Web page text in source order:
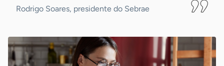
Rodrigo Soares, presidente do Sebrae